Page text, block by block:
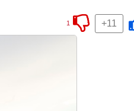
+11
1